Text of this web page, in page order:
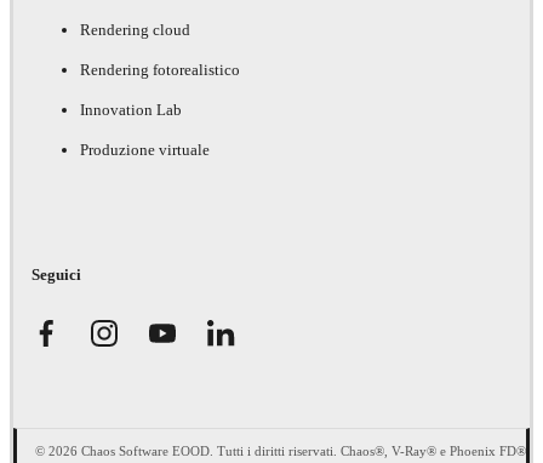
Rendering cloud
Rendering fotorealistico
Innovation Lab
Produzione virtuale
Seguici
© 2026 Chaos Software EOOD. Tutti i diritti riservati. Chaos®, V-Ray® e Phoenix FD®